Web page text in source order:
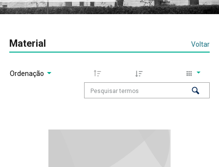
Material Voltar
Ordenação